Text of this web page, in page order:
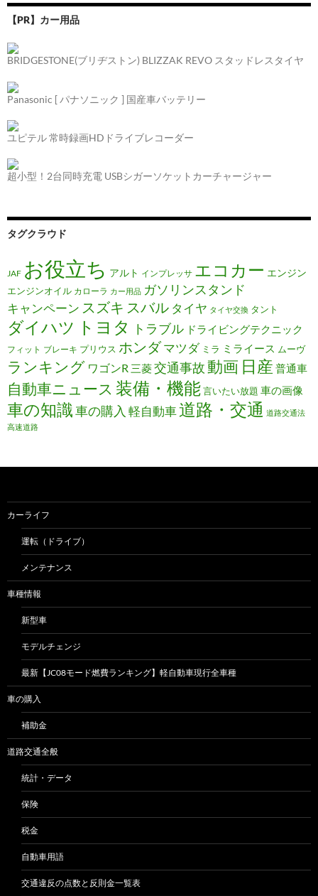
【PR】カー用品
BRIDGESTONE(ブリヂストン) BLIZZAK REVO スタッドレスタイヤ
Panasonic [ パナソニック ] 国産車バッテリー
ユピテル 常時録画HDドライブレコーダー
超小型！2台同時充電 USBシガーソケットカーチャージャー
タグクラウド
JAF お役立ち アルト インプレッサ エコカー エンジン
エンジンオイル カローラ カー用品 ガソリンスタンド
キャンペーン スズキ スバル タイヤ タイヤ交換 タント
ダイハツ トヨタ トラブル ドライビングテクニック
フィット ブレーキ プリウス ホンダマツダ ミラ ミライース ムーヴ
ランキング ワゴンR 三菱交通事故動画 日産 普通車
自動車ニュース 装備・機能言いたい放題 車の画像
車の知識車の購入 軽自動車道路・交通 道路交通法
高速道路
カーライフ
運転（ドライブ）
メンテナンス
車種情報
新型車
モデルチェンジ
最新【JC08モード燃費ランキング】軽自動車現行全車種
車の購入
補助金
道路交通全般
統計・データ
保険
税金
自動車用語
交通違反の点数と反則金一覧表